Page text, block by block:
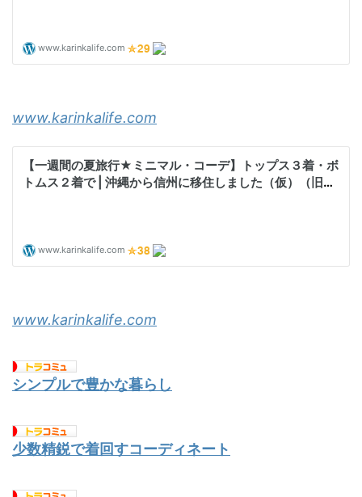
www.karinkalife.com
www.karinkalife.com
シンプルで豊かな暮らし
少数精鋭で着回すコーディネート